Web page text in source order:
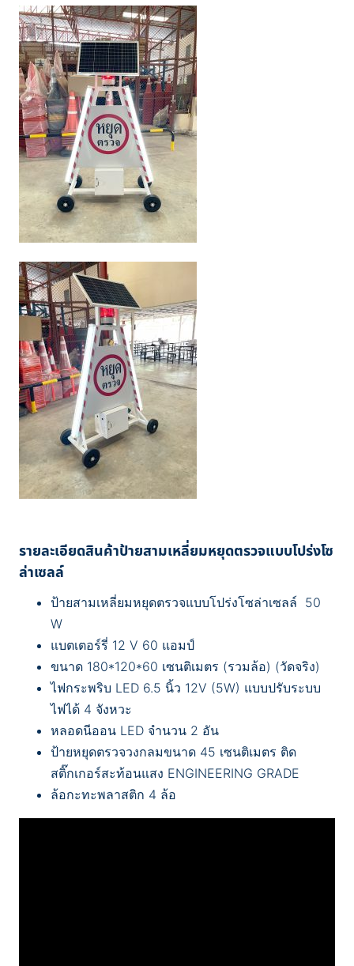
รายละเอียดสินค้าป้ายสามเหลี่ยมหยุดตรวจแบบโปร่งโซ
ล่าเซลล์
ป้ายสามเหลี่ยมหยุดตรวจแบบโปร่งโซล่าเซลล์ 50
W
แบตเตอร์รี่ 12 V 60 แอมป์
ขนาด 180*120*60 เซนติเมตร (รวมล้อ) (วัดจริง)
ไฟกระพริบ LED 6.5 นิ้ว 12V (5W) แบบปรับระบบ
ไฟได้ 4 จังหวะ
หลอดนีออน LED จำนวน 2 อัน
ป้ายหยุดตรวจวงกลมขนาด 45 เซนติเมตร ติด
สติ๊กเกอร์สะท้อนแสง ENGINEERING GRADE
ล้อกะทะพลาสติก 4 ล้อ